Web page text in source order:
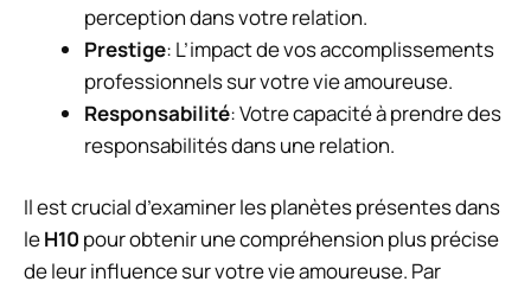
perception dans votre relation.
Prestige: L’impact de vos accomplissements
professionnels sur votre vie amoureuse.
Responsabilité: Votre capacité à prendre des
responsabilités dans une relation.
Il est crucial d’examiner les planètes présentes dans
leH10 pour obtenir une compréhension plus précise
de leur influence sur votre vie amoureuse. Par